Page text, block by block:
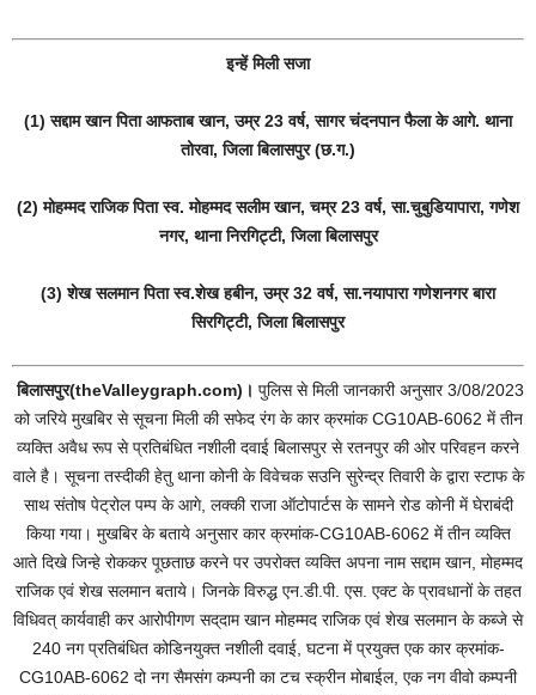
इन्हें मिली सजा
(1) स‌द्दाम खान पिता आफताब खान, उम्र 23 वर्ष, सागर चंदनपान फैला के आगे. थाना
तोरवा, जिला बिलासपुर (छ.ग.)
(2) मोहम्मद राजिक पिता स्व. मोहम्मद सलीम खान, चम्र 23 वर्ष, सा.चुबुडियापारा, गणेश
नगर, थाना निरगि‌ट्टी, जिला बिलासपुर
(3) शेख सलमान पिता स्व.शेख हबीन, उम्र 32 वर्ष, सा.नयापारा गणेशनगर बारा
सिरगि‌ट्टी, जिला बिलासपुर
बिलासपुर(theValleygraph.com)। पुलिस से मिली जानकारी अनुसार 3/08/2023
को जरिये मुखबिर से सूचना मिली की सफेद रंग के कार क्रमांक CG10AB-6062 में तीन
व्यक्ति अवैध रूप से प्रतिबंधित नशीली दवाई बिलासपुर से रतनपुर की ओर परिवहन करने
वाले है। सूचना तस्दीकी हेतु थाना कोनी के विवेचक सउनि सुरेन्द्र तिवारी के द्वारा स्टाफ के
साथ संतोष पेट्रोल पम्प के आगे, लक्की राजा ऑटोपार्टस के सामने रोड कोनी में घेराबंदी
किया गया। मुखबिर के बताये अनुसार कार क्रमांक-CG10AB-6062 में तीन व्यक्ति
आते दिखे जिन्हे रोककर पूछताछ करने पर उपरोक्त व्यक्ति अपना नाम स‌द्दाम खान, मोहम्मद
राजिक एवं शेख सलमान बताये। जिनके विरुद्ध एन.डी.पी. एस. एक्ट के प्रावधानों के तहत
विधिवत् कार्यवाही कर आरोपीगण सद्‌दाम खान मोहम्मद राजिक एवं शेख सलमान के कब्जे से
240 नग प्रतिबंधित कोडिनयुक्त नशीली दवाई, घटना में प्रयुक्त एक कार क्रमांक-
CG10AB-6062 दो नग सैमसंग कम्पनी का टच स्क्रीन मोबाईल, एक नग वीवो कम्पनी